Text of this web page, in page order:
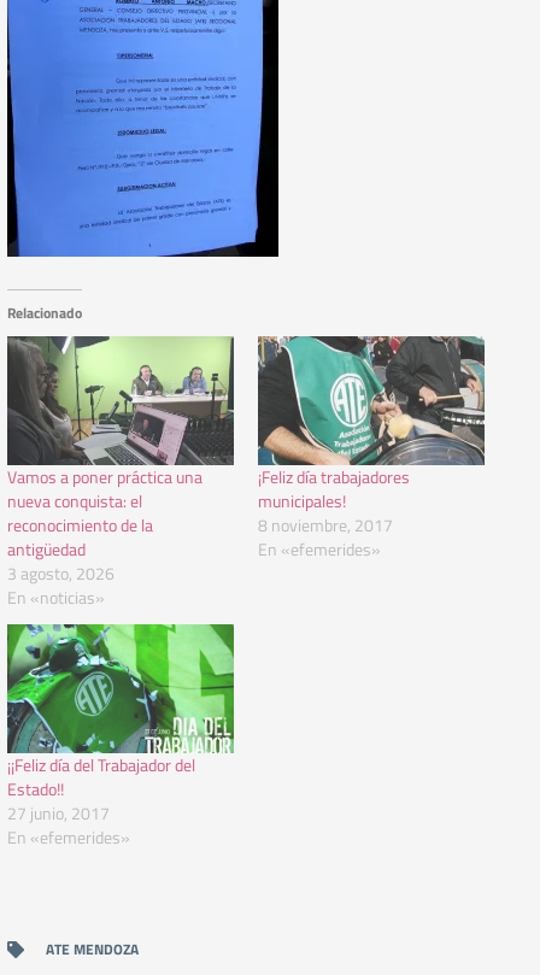
Relacionado
Vamos a poner práctica una
nueva conquista: el
reconocimiento de la
antigüedad
3 agosto, 2026
En «noticias»
¡Feliz día trabajadores
municipales!
8 noviembre, 2017
En «efemerides»
¡¡Feliz día del Trabajador del
Estado!!
27 junio, 2017
En «efemerides»
ATE MENDOZA